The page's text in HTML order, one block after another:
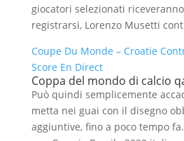
giocatori selezionati
registrarsi, Lorenzo Musetti
Coupe Du Monde – Croatie
Score En Direct
Coppa del mondo di calcio
Può quindi semplicemente
metta nei guai con il disegno
aggiuntive, fino a poco tempo